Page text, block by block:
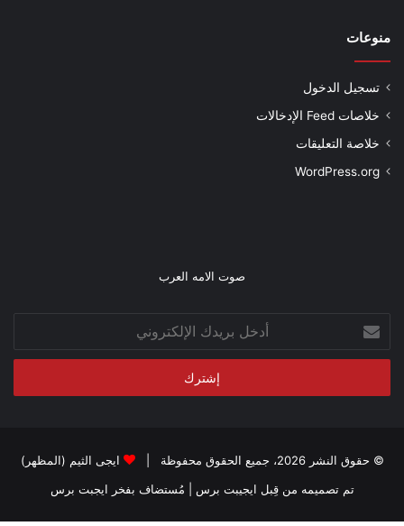
منوعات
تسجيل الدخول
خلاصات Feed الإدخالات
خلاصة التعليقات
WordPress.org
صوت الامه العرب
بريدك
الإلكتروني
© حقوق النشر 2026، جميع الحقوق محفوظة |
ايجى الثيم (المظهر)
تم تصميمه من قِبل ايجيبت برس | مُستضاف بفخر ايجبت برس